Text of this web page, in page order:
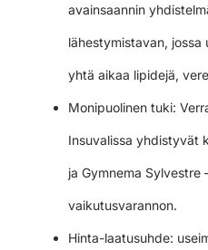
avainsaannin
lähestymistavan,
yhtä aikaa lipidejä,
Monipuolinen tuki:
Insuvalissa yhdistyvät
ja Gymnema Sylvestre
vaikutusvarannon.
Hinta-laatusuhde: